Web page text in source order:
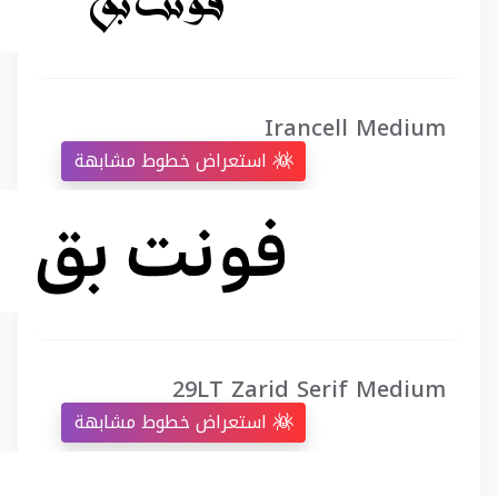
Irancell Medium
29LT Zarid Serif Medium